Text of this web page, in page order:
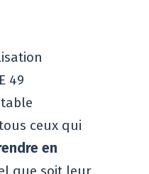
49
ceux qui
en
que soit leur